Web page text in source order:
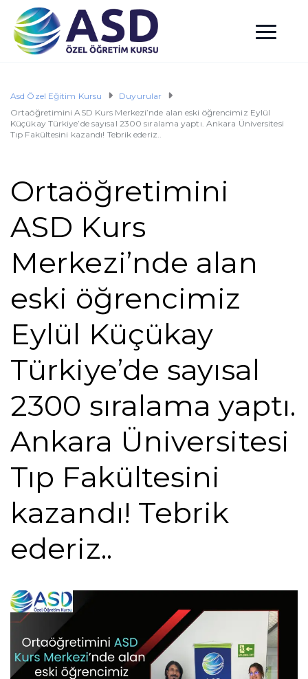
Asd Özel Eğitim Kursu
Duyurular
Ortaöğretimini ASD Kurs Merkezi’nde alan eski öğrencimiz Eylül
Küçükay Türkiye’de sayısal 2300 sıralama yaptı. Ankara Üniversitesi
Tıp Fakültesini kazandı! Tebrik ederiz..
Ortaöğretimini
ASD Kurs
Merkezi’nde alan
eski öğrencimiz
Eylül Küçükay
Türkiye’de sayısal
2300 sıralama yaptı.
Ankara Üniversitesi
Tıp Fakültesini
kazandı! Tebrik
ederiz..